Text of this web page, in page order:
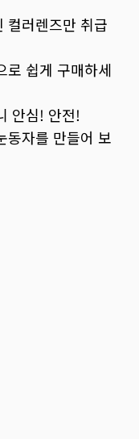
컬러렌즈만 취급
로 쉽게 구매하세
안심! 안전!
동자를 만들어 보